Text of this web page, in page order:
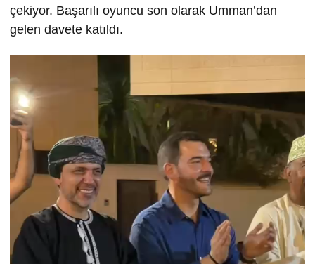
çekiyor. Başarılı oyuncu son olarak Umman’dan
gelen davete katıldı.
oynatıcı